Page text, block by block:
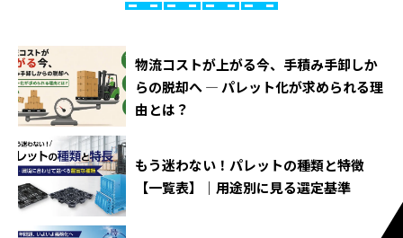
物流コストが上がる今、手積み手卸しか
らの脱却へ ― パレット化が求められる理
由とは？
もう迷わない！パレットの種類と特徴
【一覧表】｜用途別に見る選定基準